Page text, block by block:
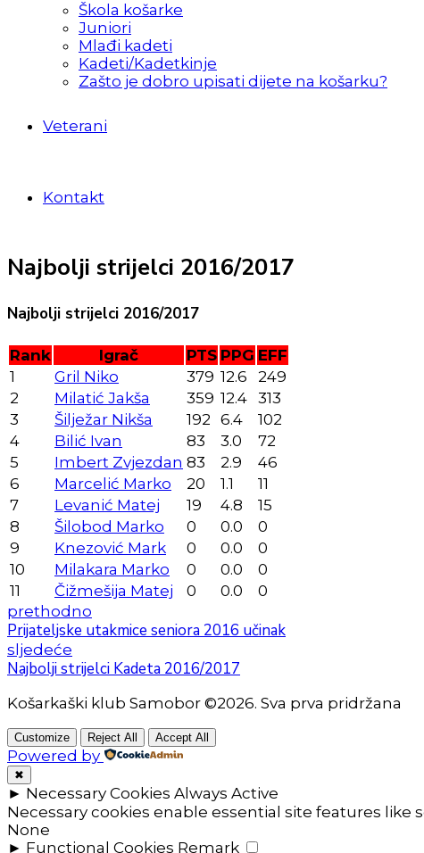
Škola košarke
Juniori
Mlađi kadeti
Kadeti/Kadetkinje
Zašto je dobro upisati dijete na košarku?
Veterani
Kontakt
Najbolji strijelci 2016/2017
Najbolji strijelci 2016/2017
Rank Igrač PTS PPG EFF
1
Gril Niko 379 12.6
249
2
Milatić Jakša 359 12.4 313
3
Šilježar Nikša 192 6.4
102
4
Bilić Ivan 83 3.0
72
5
Imbert Zvjezdan 83 2.9
46
6
Marcelić Marko 20 1.1
11
7
Levanić Matej 19 4.8
15
8
Šilobod Marko 0 0.0
0
9
Knezović Mark 0 0.0
0
10
Milakara Marko 0 0.0
0
11
Čižmešija Matej 0 0.0
0
prethodno
Prijateljske utakmice seniora 2016 učinak
sljedeće
Najbolji strijelci Kadeta 2016/2017
Košarkaški klub Samobor ©2026. Sva prva pridržana
Customize Reject All Accept All
Powered by
✖
► Necessary Cookies Always Active
Necessary cookies enable essential site features
None
► Functional Cookies Remark